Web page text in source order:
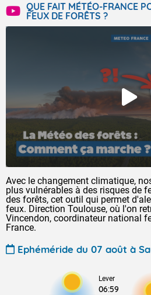
QUE FAIT MÉTÉO-FRANCE
FEUX DE FORÊTS ?
Avec le changement climatique,
plus vulnérables à des risques de
des forêts, cet outil qui permet
feux. Direction Toulouse, où l'on
Vincendon, coordinateur national
France.
Ephéméride du 07 août à
Lever
06:59